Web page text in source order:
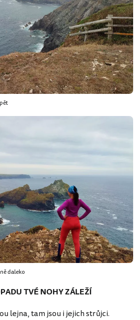
daleko
TVÉ NOHY ZÁLEŽÍ
lejna, tam jsou i jejich strůjci.